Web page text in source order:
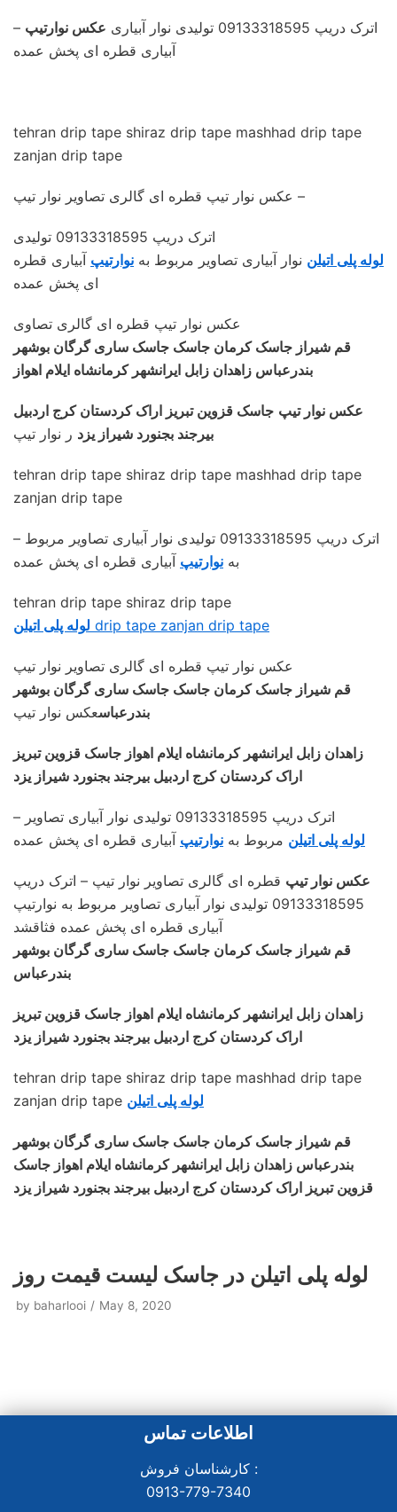
– اترک دریپ 09133318595 تولیدی نوار آبیاری
عکس نوارتیپ
آبیاری قطره ای پخش عمده
tehran drip tape shiraz drip tape mashhad drip tape
zanjan drip tape
عکس نوار تیپ قطره ای گالری تصاویر نوار تیپ –
اترک دریپ 09133318595 تولیدی
لوله پلی اتیلن نوار آبیاری تصاویر مربوط به نوارتیپ آبیاری قطره
ای پخش عمده
عکس نوار تیپ قطره ای گالری تصاوی
قم شیراز جاسک کرمان جاسک جاسک ساری گرگان بوشهر
بندرعباس زاهدان زابل ایرانشهر کرمانشاه ایلام اهواز
عکس نوار تیپ جاسک قزوین تبریز اراک کردستان کرج اردبیل
بیرجند بجنورد شیراز یزد ر نوار تیپ
tehran drip tape shiraz drip tape mashhad drip tape
zanjan drip tape
– اترک دریپ 09133318595 تولیدی نوار آبیاری تصاویر مربوط
به نوارتیپ آبیاری قطره ای پخش عمده
tehran drip tape shiraz drip tape
لوله پلی اتیلن drip tape zanjan drip tape
عکس نوار تیپ قطره ای گالری تصاویر نوار تیپ
قم شیراز جاسک کرمان جاسک جاسک ساری گرگان بوشهر
بندرعباسعکس نوار تیپ
زاهدان زابل ایرانشهر کرمانشاه ایلام اهواز جاسک قزوین تبریز
اراک کردستان کرج اردبیل بیرجند بجنورد شیراز یزد
– اترک دریپ 09133318595 تولیدی نوار آبیاری تصاویر
لوله پلی اتیلن مربوط به نوارتیپ آبیاری قطره ای پخش عمده
عکس نوار تیپ قطره ای گالری تصاویر نوار تیپ – اترک دریپ
09133318595 تولیدی نوار آبیاری تصاویر مربوط به نوارتیپ
آبیاری قطره ای پخش عمده فثاقشد
قم شیراز جاسک کرمان جاسک جاسک ساری گرگان بوشهر
بندرعباس
زاهدان زابل ایرانشهر کرمانشاه ایلام اهواز جاسک قزوین تبریز
اراک کردستان کرج اردبیل بیرجند بجنورد شیراز یزد
tehran drip tape shiraz drip tape mashhad drip tape
zanjan drip tape لوله پلی اتیلن
قم شیراز جاسک کرمان جاسک جاسک ساری گرگان بوشهر
بندرعباس زاهدان زابل ایرانشهر کرمانشاه ایلام اهواز جاسک
قزوین تبریز اراک کردستان کرج اردبیل بیرجند بجنورد شیراز یزد
لوله پلی اتیلن در جاسک لیست قیمت روز
by baharlooi May 8, 2020
اطلاعات تماس
کارشناسان فروش :
0913-779-7340